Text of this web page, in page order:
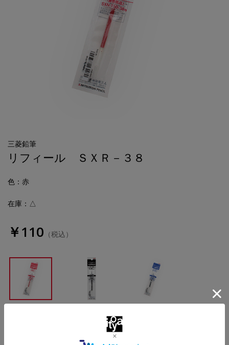
三菱鉛筆
リフィール ＳＸＲ－３８
色 ：赤
在庫：△
￥110 （税込）